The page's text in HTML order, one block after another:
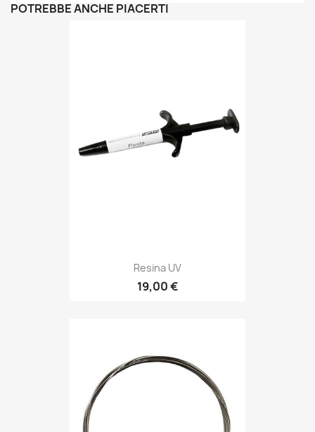
POTREBBE ANCHE PIACERTI
Resina UV
19,00 €